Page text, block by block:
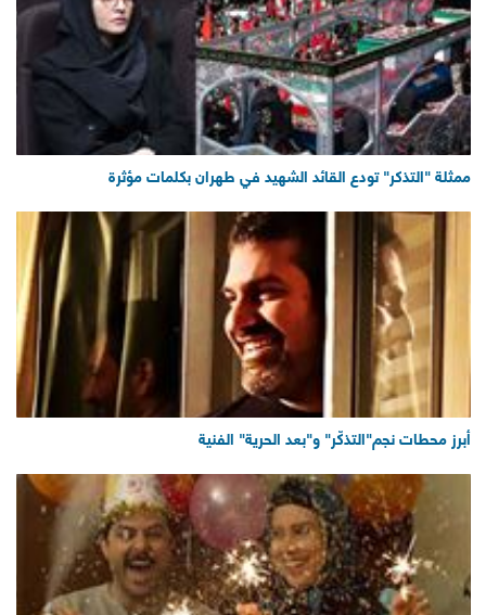
ممثلة "التذكر" تودع القائد الشهيد في طهران بكلمات مؤثرة
أبرز محطات نجم"التذكّر" و"بعد الحرية" الفنية